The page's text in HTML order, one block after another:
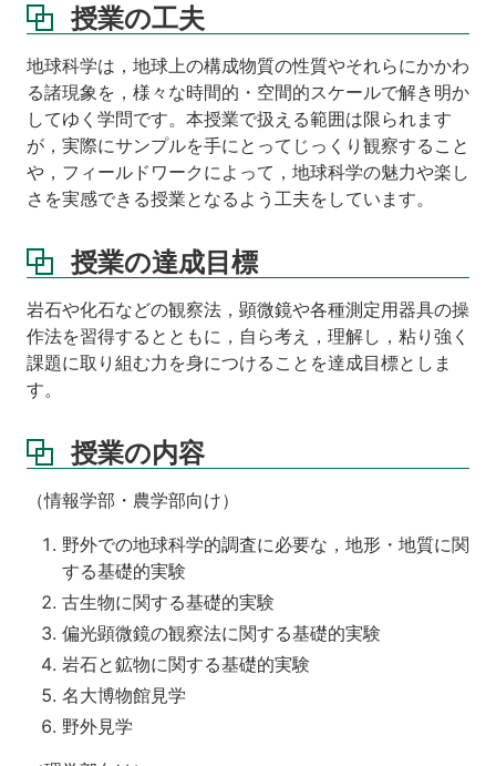
授業の工夫
地球科学は，地球上の構成物質の性質やそれらにかかわ
る諸現象を，様々な時間的・空間的スケールで解き明か
してゆく学問です。本授業で扱える範囲は限られます
が，実際にサンプルを手にとってじっくり観察すること
や，フィールドワークによって，地球科学の魅力や楽し
さを実感できる授業となるよう工夫をしています。
授業の達成目標
岩石や化石などの観察法，顕微鏡や各種測定用器具の操
作法を習得するとともに，自ら考え，理解し，粘り強く
課題に取り組む力を身につけることを達成目標としま
す。
授業の内容
（情報学部・農学部向け）
野外での地球科学的調査に必要な，地形・地質に関
する基礎的実験
古生物に関する基礎的実験
偏光顕微鏡の観察法に関する基礎的実験
岩石と鉱物に関する基礎的実験
名大博物館見学
野外見学